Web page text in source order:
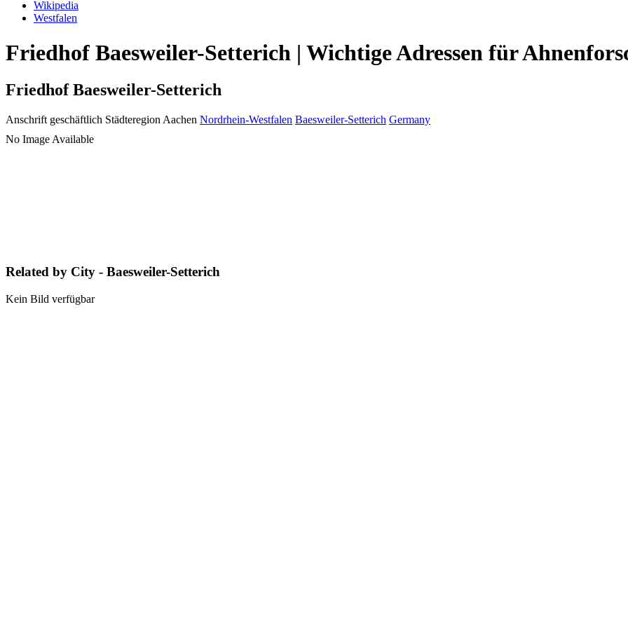
Wikipedia
Westfalen
Friedhof Baesweiler-Setterich | Wichtige Adressen für
Friedhof Baesweiler-Setterich
Anschrift geschäftlich Städteregion Aachen Nordrhein-Westfalen Baesweiler-Setterich Germany
No Image Available
Related by City - Baesweiler-Setterich
Kein Bild verfügbar